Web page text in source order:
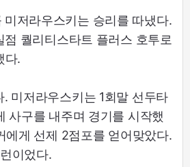
미저라우스키는 승리를 따냈다.
점 퀄리티스타트 플러스 호투로
다.
미저라우스키는 1회말 선두타
사구를 내주며 경기를 시작했
에게 선제 2점포를 얻어맞았다.
이었다.